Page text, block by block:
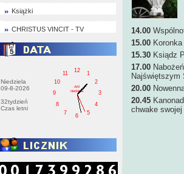
Książki
CHRISTUS VINCIT - TV
Niedziela
09-8-2026
32tydzień
Czas letni
1
2
3
4
5
6
7
8
9
10
11
12
AM
niedziela
14.00
15.00
15.30 Ksiądz
17.00
Najświętszym
20.00
20.45
chwake